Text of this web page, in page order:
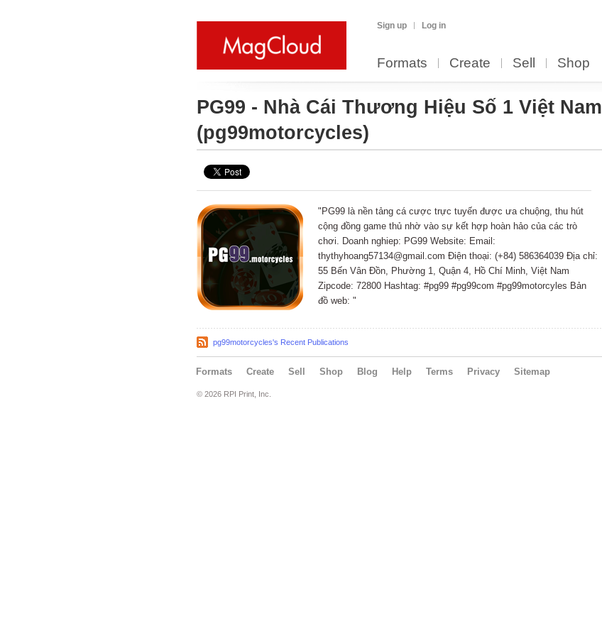
Sign up Log in
Formats Create Sell Shop
PG99 - Nhà Cái Thương Hiệu Số 1 Việt Nam
(pg99motorcycles)
"PG99 là nền tảng cá cược trực tuyến được ưa chuộng, thu hút
cộng đồng game thủ nhờ vào sự kết hợp hoàn hảo của các trò
chơi. Doanh nghiep: PG99 Website: Email:
thythyhoang57134@gmail.com Điện thoại: (+84) 586364039 Địa chỉ:
55 Bến Vân Đồn, Phường 1, Quận 4, Hồ Chí Minh, Việt Nam
Zipcode: 72800 Hashtag: #pg99 #pg99com #pg99motorcyles Bản
đồ web: "
pg99motorcycles's Recent Publications
Formats Create Sell Shop Blog Help Terms Privacy Sitemap
© 2026 RPI Print, Inc.